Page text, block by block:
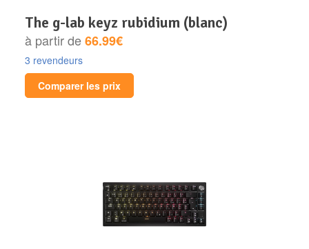
the g-lab keyz rubidium (blanc)
à partir de66.99€
3 revendeurs
Comparer les prix